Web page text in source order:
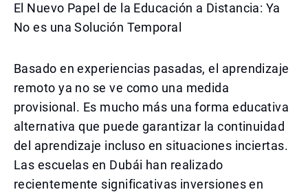
El Nuevo Papel de la Educación a Distancia: Ya
No es una Solución Temporal
Basado en experiencias pasadas, el aprendizaje
remoto ya no se ve como una medida
provisional. Es mucho más una forma educativa
alternativa que puede garantizar la continuidad
del aprendizaje incluso en situaciones inciertas.
Las escuelas en Dubái han realizado
recientemente significativas inversiones en